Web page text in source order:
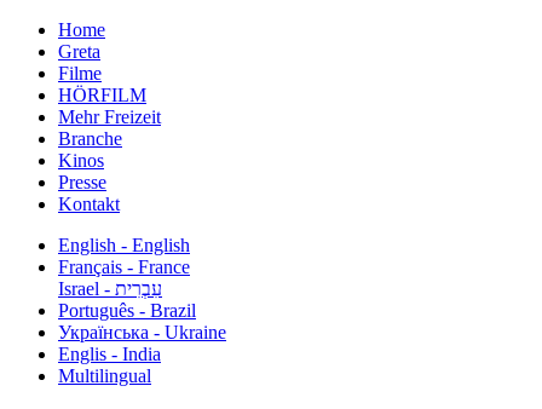
Home
Greta
Filme
HÖRFILM
Mehr Freizeit
Branche
Kinos
Presse
Kontakt
English - English
Français - France
עִבְרִית - Israel
Português - Brazil
Українська - Ukraine
Englis - India
Multilingual